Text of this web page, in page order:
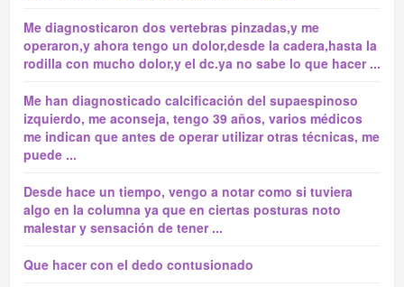
Me diagnosticaron dos vertebras pinzadas,y me
operaron,y ahora tengo un dolor,desde la cadera,hasta la
rodilla con mucho dolor,y el dc.ya no sabe lo que hacer ...
Me han diagnosticado calcificación del supaespinoso
izquierdo, me aconseja, tengo 39 años, varios médicos
me indican que antes de operar utilizar otras técnicas, me
puede ...
Desde hace un tiempo, vengo a notar como si tuviera
algo en la columna ya que en ciertas posturas noto
malestar y sensación de tener ...
Que hacer con el dedo contusionado